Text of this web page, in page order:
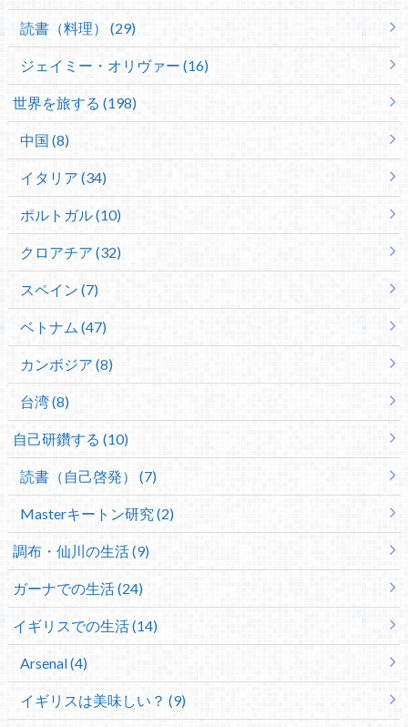
読書（料理） (29)
ジェイミー・オリヴァー (16)
世界を旅する (198)
中国 (8)
イタリア (34)
ポルトガル (10)
クロアチア (32)
スペイン (7)
ベトナム (47)
カンボジア (8)
台湾 (8)
自己研鑽する (10)
読書（自己啓発） (7)
Masterキートン研究 (2)
調布・仙川の生活 (9)
ガーナでの生活 (24)
イギリスでの生活 (14)
Arsenal (4)
イギリスは美味しい？ (9)